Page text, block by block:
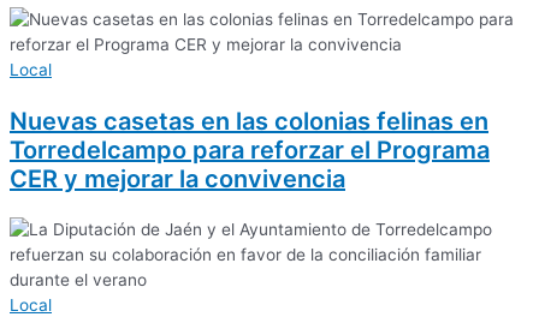
Local
Nuevas casetas en las colonias felinas en
Torredelcampo para reforzar el Programa
CER y mejorar la convivencia
Local